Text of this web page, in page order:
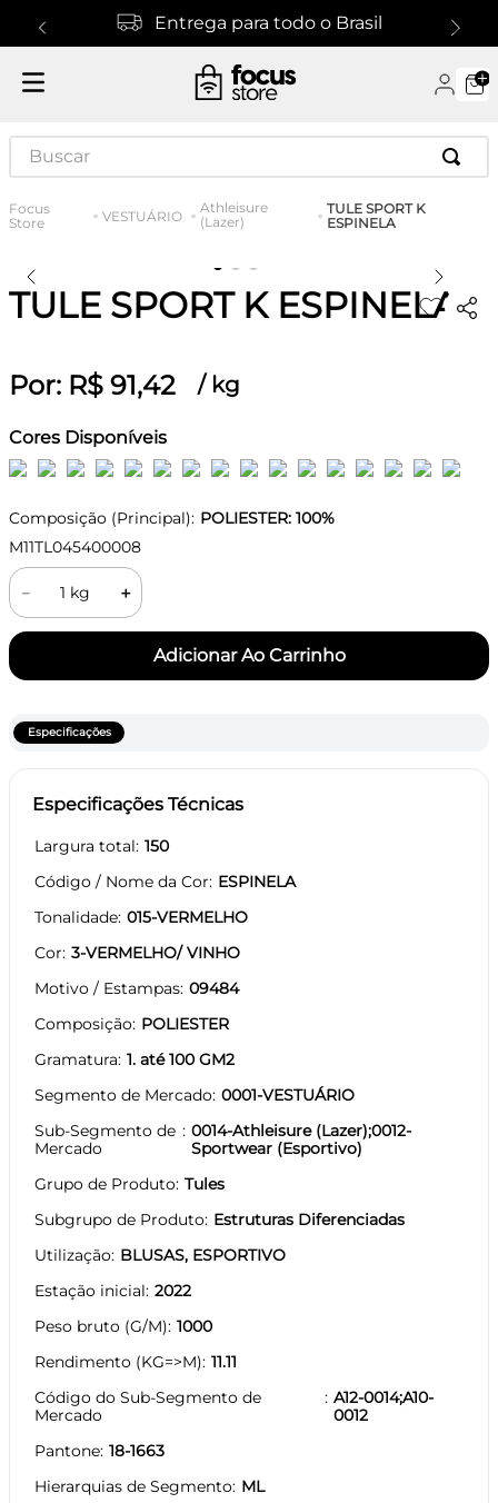
Entrega para todo o Brasil
Buscar
VESTUÁRIO
Athleisure
(Lazer)
TULE SPORT K
ESPINELA
TULE SPORT K ESPINELA
Por: R$ 91,42 / kg
Cores Disponíveis
Composição (Principal): POLIESTER: 100%
M11TL045400008
＋
－
Especificações
Especificações Técnicas
Largura total 150
Código / Nome da Cor ESPINELA
Tonalidade 015-VERMELHO
Cor 3-VERMELHO/ VINHO
Motivo / Estampas 09484
Composição POLIESTER
Gramatura 1. até 100 GM2
Segmento de Mercado 0001-VESTUÁRIO
Sub-Segmento de
Mercado
0014-Athleisure (Lazer);0012-
Sportwear (Esportivo)
Grupo de Produto Tules
Subgrupo de Produto Estruturas Diferenciadas
Utilização BLUSAS, ESPORTIVO
Estação inicial 2022
Peso bruto (G/M) 1000
Rendimento (KG=>M) 11.11
Código do Sub-Segmento de
Mercado
A12-0014;A10-
0012
Pantone 18-1663
Hierarquias de Segmento ML